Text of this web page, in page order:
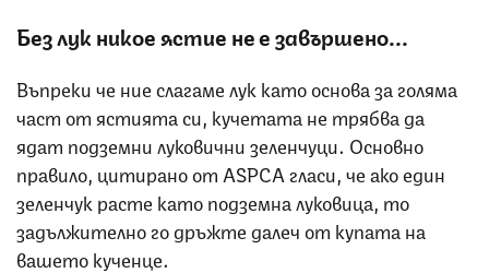
Без лук никое ястие не е завършено...
Въпреки че ние слагаме лук като основа за голяма
част от ястията си, кучетата не трябва да
ядат подземни луковични зеленчуци. Основно
правило, цитирано от ASPCA гласи, че ако един
зеленчук расте като подземна луковица, то
задължително го дръжте далеч от купата на
вашето кученце.